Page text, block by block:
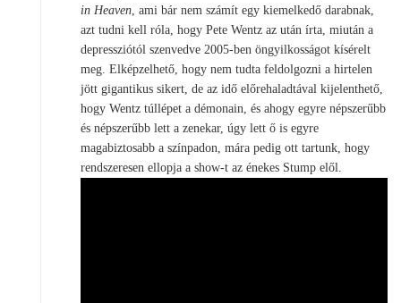
in Heaven , ami bár nem számít egy kiemelkedő darabnak,
azt tudni kell róla, hogy Pete Wentz az után írta, miután a
depressziótól szenvedve 2005-ben öngyilkosságot kísérelt
meg. Elképzelhető, hogy nem tudta feldolgozni a hirtelen
jött gigantikus sikert, de az idő előrehaladtával kijelenthető,
hogy Wentz túllépet a démonain, és ahogy egyre népszerűbb
és népszerűbb lett a zenekar, úgy lett ő is egyre
magabiztosabb a színpadon, mára pedig ott tartunk, hogy
rendszeresen ellopja a show-t az énekes Stump elől.